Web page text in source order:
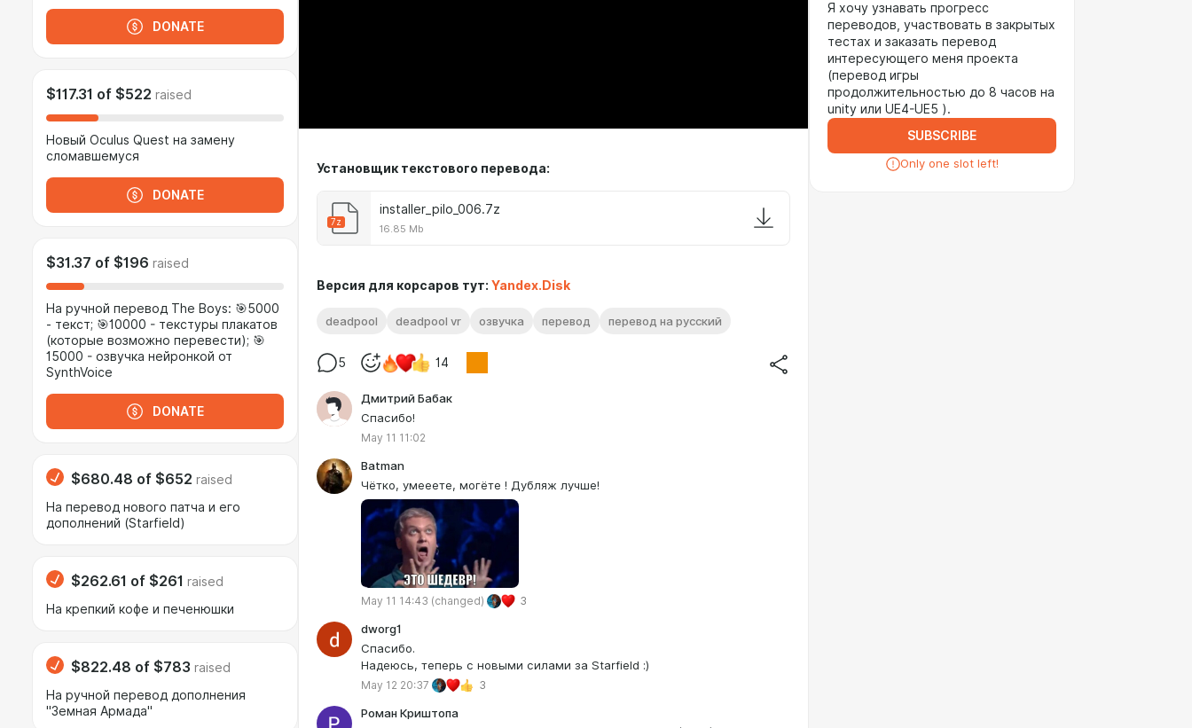
DONATE
$117.31 of $522 raised
Новый Oculus Quest на замену
сломавшемуся
DONATE
$31.37 of $196 raised
На ручной перевод The Boys: 🎯5000
- текст; 🎯10000 - текстуры плакатов
(которые возможно перевести); 🎯
15000 - озвучка нейронкой от
SynthVoice
DONATE
$680.48 of $652 raised
На перевод нового патча и его
дополнений (Starfield)
$262.61 of $261 raised
На крепкий кофе и печенюшки
$822.48 of $783 raised
На ручной перевод дополнения
"Земная Армада"
Установщик текстового перевода:
7z
installer_pilo_006.7z
16.85 Mb
Версия для корсаров тут: Yandex.Disk
deadpool deadpool vr озвучка перевод перевод на русский
5 14
Дмитрий Бабак
Спасибо!
May 11 11:02
Batman
Чётко, умееете, могёте ! Дубляж лучше!
May 11 14:43 (changed) 3
dworg1
Спасибо.
Надеюсь, теперь с новыми силами за Starfield :)
May 12 20:37 3
Роман Криштопа
Я хочу узнавать прогресс
переводов, участвовать в закрытых
тестах и заказать перевод
интересующего меня проекта
(перевод игры
продолжительностью до 8 часов на
unity или UE4-UE5 ).
SUBSCRIBE
Only one slot left!